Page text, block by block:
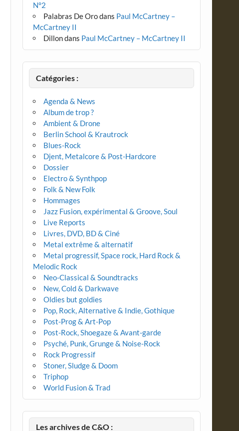
N°2
Palabras De Orodans Paul McCartney –
McCartney II
Dillondans Paul McCartney – McCartney II
Catégories :
Agenda & News
Album de trop ?
Ambient & Drone
Berlin School & Krautrock
Blues-Rock
Djent, Metalcore & Post-Hardcore
Dossier
Electro & Synthpop
Folk & New Folk
Hommages
Jazz Fusion, expérimental & Groove, Soul
Live Reports
Livres, DVD, BD & Ciné
Metal extrême & alternatif
Metal progressif, Space rock, Hard Rock &
Melodic Rock
Neo-Classical & Soundtracks
New, Cold & Darkwave
Oldies but goldies
Pop, Rock, Alternative & Indie, Gothique
Post-Prog & Art-Pop
Post-Rock, Shoegaze & Avant-garde
Psyché, Punk, Grunge & Noise-Rock
Rock Progressif
Stoner, Sludge & Doom
Triphop
World Fusion & Trad
Les archives de C&O :